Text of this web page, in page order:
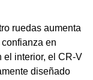
ruedas aumenta
en
el interior, el CR-V
diseñado